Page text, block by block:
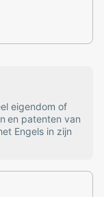
eigendom of
en patenten van
Engels in zijn